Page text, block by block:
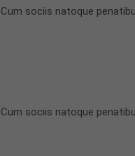
sociis natoque
sociis natoque